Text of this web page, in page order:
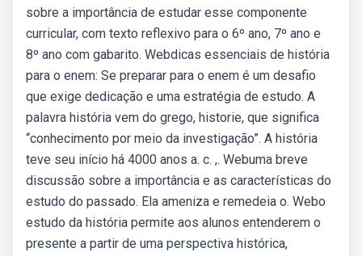
sobre a importância de estudar esse componente
curricular, com texto reflexivo para o 6º ano, 7º ano e
8º ano com gabarito. Webdicas essenciais de história
para o enem: Se preparar para o enem é um desafio
que exige dedicação e uma estratégia de estudo. A
palavra história vem do grego, historie, que significa
“conhecimento por meio da investigação”. A história
teve seu início há 4000 anos a. c. ,. Webuma breve
discussão sobre a importância e as características do
estudo do passado. Ela ameniza e remedeia o. Webo
estudo da história permite aos alunos entenderem o
presente a partir de uma perspectiva histórica,